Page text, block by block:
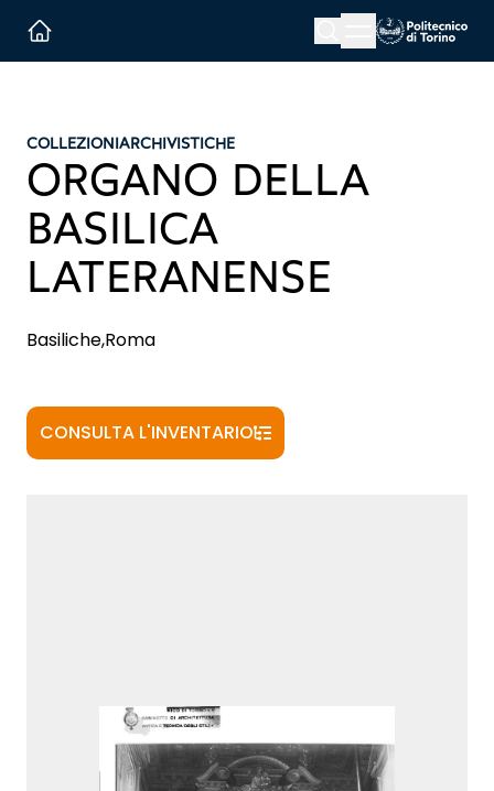
Menu button
COLLEZIONIARCHIVISTICHE
ORGANO DELLA
BASILICA
LATERANENSE
Basiliche,Roma
CONSULTA L'INVENTARIO